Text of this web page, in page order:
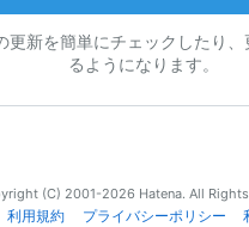
更新を簡単にチェックしたり
るようになります。
(C) 2001-2026 Hatena. All Rights
利用規約 プライバシーポリシー